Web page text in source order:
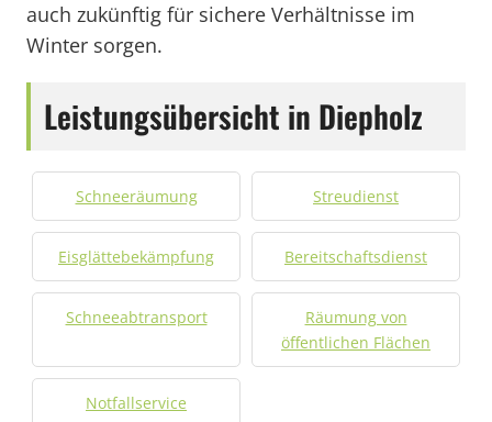
auch zukünftig für sichere Verhältnisse im
Winter sorgen.
Leistungsübersicht in Diepholz
Schneeräumung Streudienst
Eisglättebekämpfung Bereitschaftsdienst
Schneeabtransport
Räumung von
öffentlichen Flächen
Notfallservice